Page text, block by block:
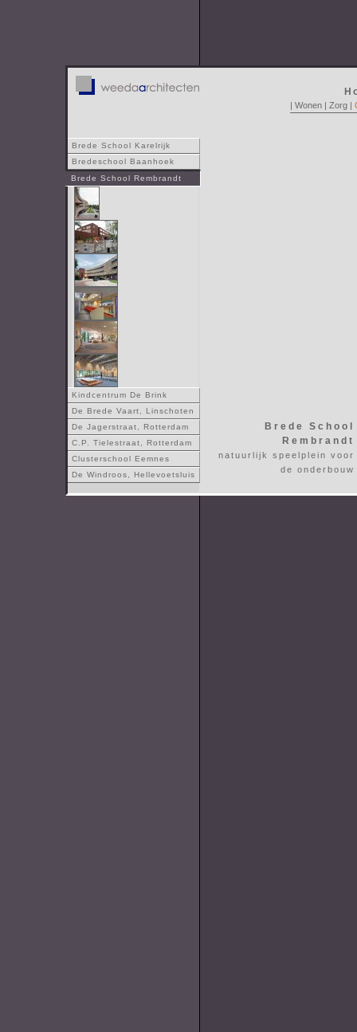
| Wonen | Zorg |
Brede School Karelrijk
Bredeschool Baanhoek
Brede School Rembrandt
Kindcentrum De Brink
De Brede Vaart, Linschoten
De Jagerstraat, Rotterdam
C.P. Tielestraat, Rotterdam
Clusterschool Eemnes
De Windroos, Hellevoetsluis
Brede School
Rembrandt
natuurlijk speelplein voor
de onderbouw